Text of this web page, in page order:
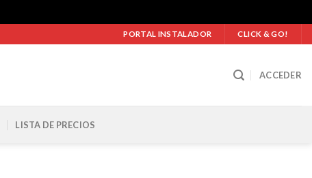
PORTAL INSTALADOR CLICK & GO!
ACCEDER
LISTA DE PRECIOS